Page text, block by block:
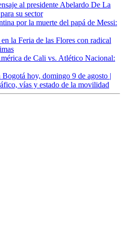
al presidente Abelardo De La
su sector
por la muerte del papá de Messi:
la Feria de las Flores con radical
de Cali vs. Atlético Nacional:
hoy, domingo 9 de agosto |
vías y estado de la movilidad